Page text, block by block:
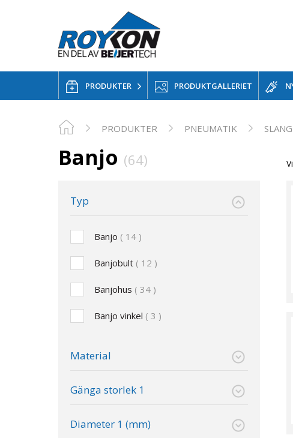
PRODUKTER PRODUKTGALLERIET
PRODUKTER PNEUMATIK
Banjo (64)
Typ
Banjo 14
Banjobult 12
Banjohus 34
Banjo vinkel 3
Material
Gänga storlek 1
Diameter 1 (mm)